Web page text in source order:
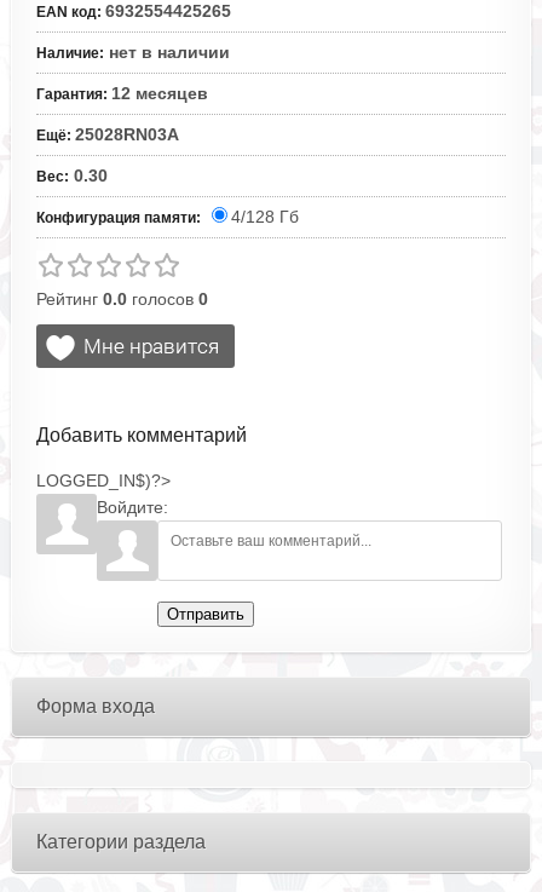
EAN код: 6932554425265
Наличие: нет в наличии
Гарантия: 12 месяцев
Ещё: 25028RN03A
Вес: 0.30
Конфигурация памяти: 4/128 Гб
Рейтинг 0.0голосов 0
Добавить комментарий
LOGGED_IN$)?>
Войдите:
Отправить
Форма входа
Категории раздела